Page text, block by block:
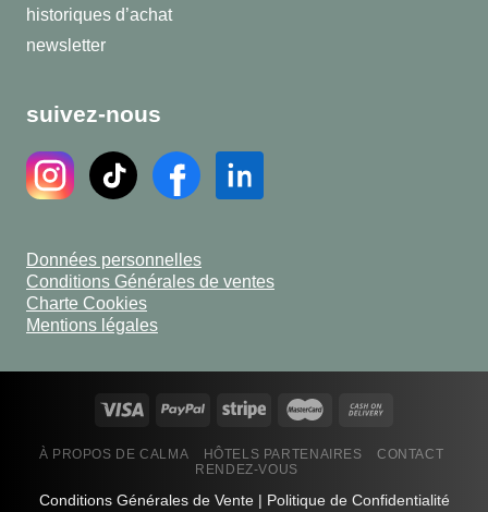
historiques d’achat
newsletter
suivez-nous
Données personnelles
Conditions Générales de ventes
Charte Cookies
Mentions légales
À PROPOS DE CALMA HÔTELS PARTENAIRES
CONTACT
RENDEZ-VOUS
Conditions Générales de Vente| Politique de Confidentialité